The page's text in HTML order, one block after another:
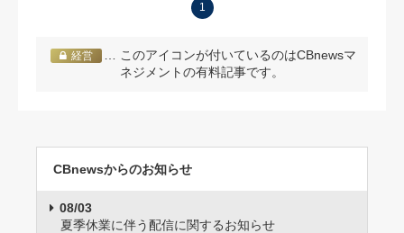
1
経営
… このアイコンが付いているのはCBnewsマ
ネジメントの有料記事です。
CBnewsからのお知らせ
08/03
夏季休業に伴う配信に関するお知らせ